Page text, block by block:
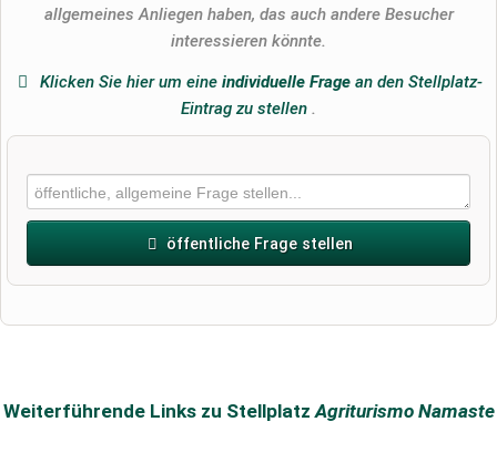
allgemeines Anliegen haben, das auch andere Besucher
interessieren könnte.
Klicken Sie hier um eineindividuelle Frage an den Stellplatz-
Eintrag zu stellen .
öffentliche Frage stellen
Weiterführende Links zu StellplatzAgriturismo Namaste